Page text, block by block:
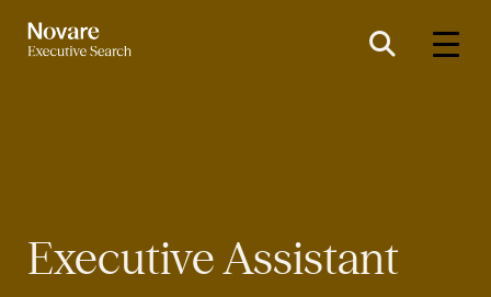
Executive Assistant